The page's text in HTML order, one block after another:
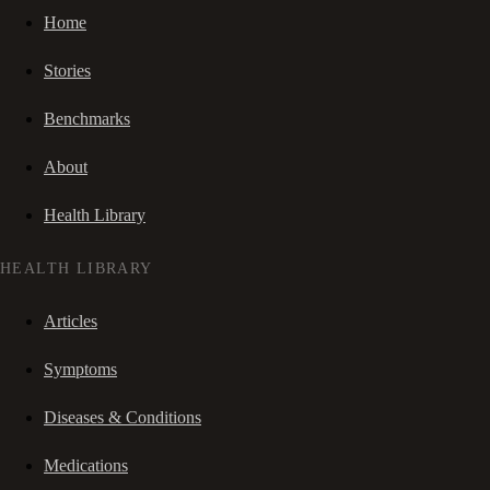
Home
Stories
Benchmarks
About
Health Library
HEALTH LIBRARY
Articles
Symptoms
Diseases & Conditions
Medications